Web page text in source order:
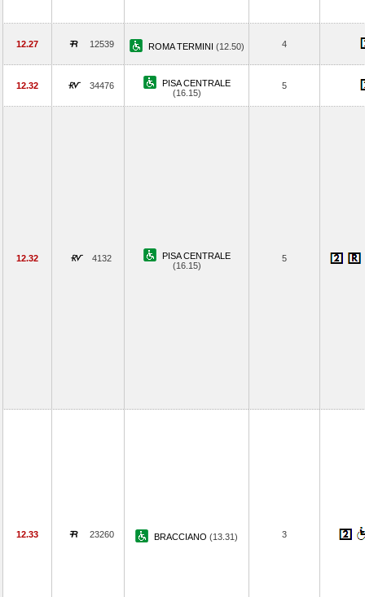
12.27 12539 ROMA TERMINI (12.50) 4
12.32 34476
PISA CENTRALE
(16.15)
5
12.32 4132
PISA CENTRALE
(16.15)
5
12.33 23260 BRACCIANO (13.31) 3